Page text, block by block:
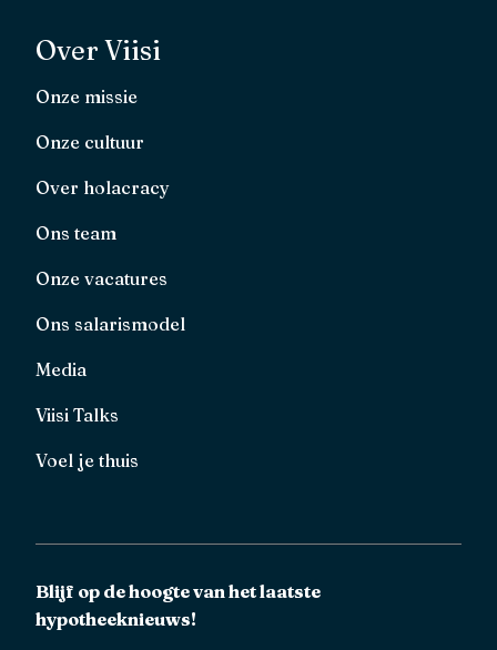
Over Viisi
Onze missie
Onze cultuur
Over holacracy
Ons team
Onze vacatures
Ons salarismodel
Media
Viisi Talks
Voel je thuis
Blijf op de hoogte van het laatste
hypotheeknieuws!